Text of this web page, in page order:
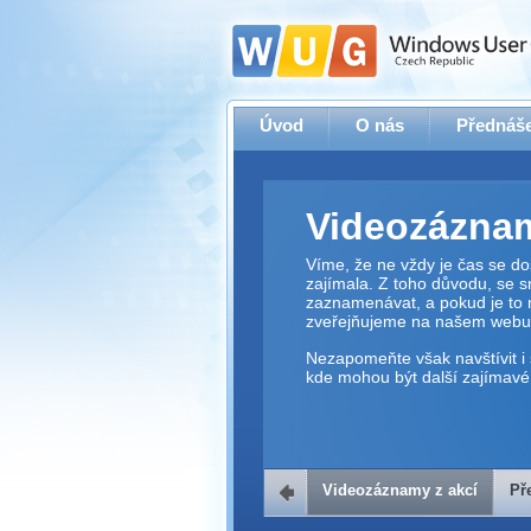
Úvod O nás
Víme, že ne vždy je čas se
zajímala. Z toho důvodu, se
zaznamenávat, a pokud je to
zveřejňujeme na našem webu.
Nezapomeňte však navštívit i
kde mohou být další zajímavé
Přehrávač
Videozáznamy z akcí